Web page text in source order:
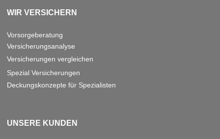
WIR VERSICHERN
Vorsorgeberatung
Versicherungsanalyse
Versicherungen vergleichen
Spezial Versicherungen
Deckungskonzepte für Spezialisten
UNSERE KUNDEN